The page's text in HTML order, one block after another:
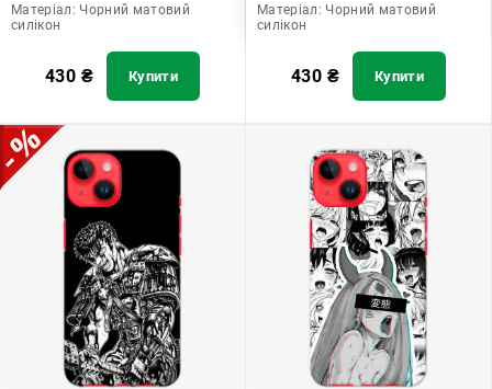
Матеріал: Чорний матовий
силікон
430 ₴ Купити
Матеріал: Чорний матовий
силікон
430 ₴ Купити